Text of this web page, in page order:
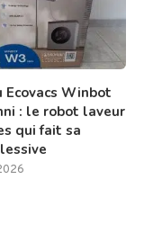
Ecovacs Winbot
: le robot laveur
qui fait sa